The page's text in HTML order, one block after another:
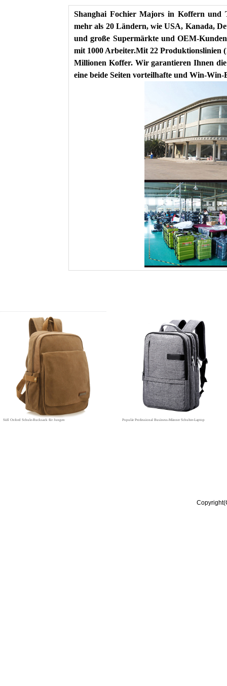
Shanghai Fochier Majors in Koffern und
mehr als 20 Ländern, wie USA, Kanada,
und große Supermärkte und OEM-
mit 1000 Arbeiter.Mit 22 Produktionslinien
Millionen Koffer. Wir garantieren Ihnen die
eine beide Seiten vorteilhafte und Win-Win-
Süß Oxford Schule-Rucksack für Jungen Populär Professional Business-Männer Schulter-Laptop